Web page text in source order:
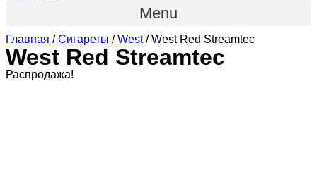
Menu
Главная /Сигареты /West/ West Red Streamtec
West Red Streamtec
Распродажа!